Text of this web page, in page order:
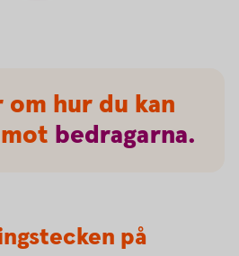
om hur du kan
mot bedragarna.
på